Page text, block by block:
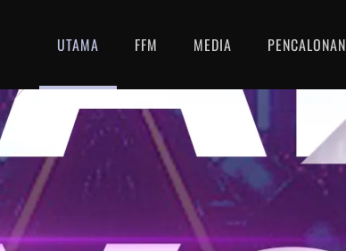
UTAMA FFM MEDIA PENCALONAN